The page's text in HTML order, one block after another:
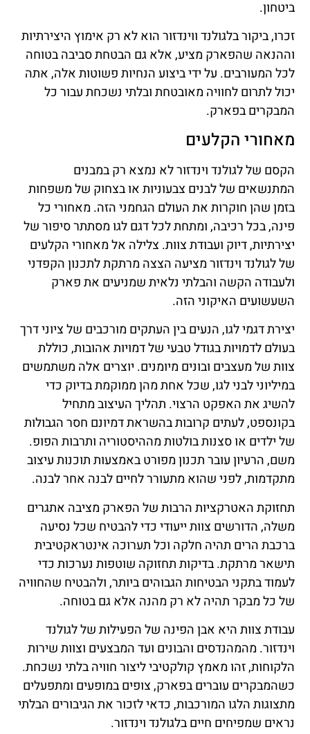
ביטחון.
זכרו, ביקור בלגולנד ווינדזור הוא לא רק אימוץ היצירתיות
וההנאה שהפארק מציע, אלא גם הבטחת סביבה בטוחה
לכל המעורבים. על ידי ביצוע הנחיות פשוטות אלה, אתה
יכול לתרום לחוויה מאובטחת ובלתי נשכחת עבור כל
המבקרים בפארק.
מאחורי הקלעים
הקסם של לגולנד וינדזור לא נמצא רק במבנים
המתנשאים של לבנים צבעוניות או בצחוק של משפחות
בזמן שהן חוקרות את העולם הגחמני הזה. מאחורי כל
פינה, בכל רכיבה, ומתחת לכל דגם לגו מסתתר סיפור של
יצירתיות, דיוק ועבודת צוות. צלילה אל מאחורי הקלעים
של לגולנד וינדזור מציעה הצצה מרתקת לתכנון הקפדני
ולעבודה הקשה והבלתי נלאית שמניעים את פארק
השעשועים האיקוני הזה.
יצירת דגמי לגו, הנעים בין העתקים מורכבים של ציוני דרך
בעולם לדמויות בגודל טבעי של דמויות אהובות, כוללת
צוות של מעצבים ובונים מיומנים. יוצרים אלה משתמשים
במיליוני לבני לגו, שכל אחת מהן ממוקמת בדיוק כדי
להשיג את האפקט הרצוי. תהליך העיצוב מתחיל
בקונספט, לעתים קרובות בהשראת דמיונם חסר הגבולות
של ילדים או סצנות בולטות מההיסטוריה ותרבות הפופ.
משם, הרעיון עובר תכנון מפורט באמצעות תוכנות עיצוב
מתקדמות, לפני שהוא מתעורר לחיים לבנה אחר לבנה.
תחזוקת האטרקציות הרבות של הפארק מציבה אתגרים
משלה, הדורשים צוות ייעודי כדי להבטיח שכל נסיעה
ברכבת הרים תהיה חלקה וכל תערוכה אינטראקטיבית
תישאר מרתקת. בדיקות תחזוקה שוטפות נערכות כדי
לעמוד בתקני הבטיחות הגבוהים ביותר, ולהבטיח שהחוויה
של כל מבקר תהיה לא רק מהנה אלא גם בטוחה.
עבודת צוות היא אבן הפינה של הפעילות של לגולנד
וינדזור. מהמהנדסים והבונים ועד המבצעים וצוות שירות
הלקוחות, זהו מאמץ קולקטיבי ליצור חוויה בלתי נשכחת.
כשהמבקרים עוברים בפארק, צופים במופעים ומתפעלים
מתצוגות הלגו המורכבות, כדאי לזכור את הגיבורים הבלתי
נראים שמפיחים חיים בלגולנד וינדזור.